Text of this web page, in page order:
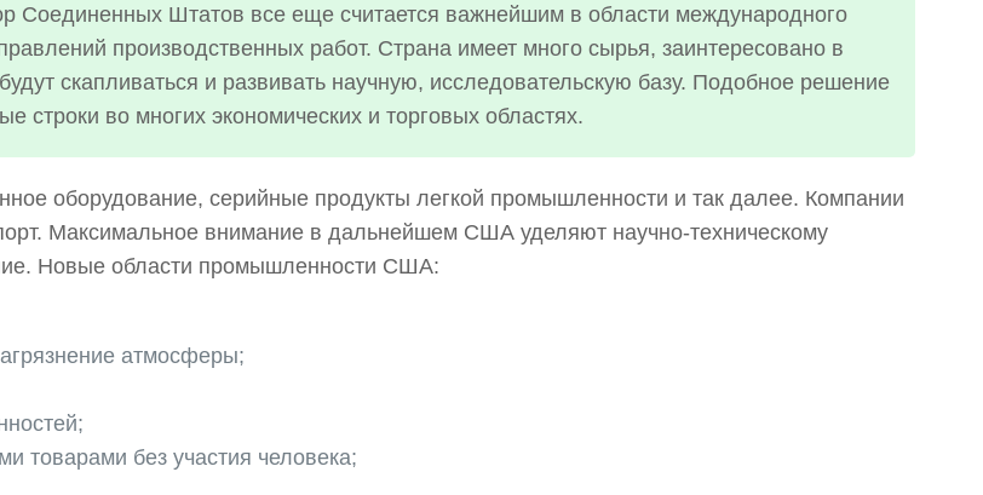
Соединенных Штатов все еще считается важнейшим в области международного
производственных работ. Страна имеет много сырья, заинтересовано в
скапливаться и развивать научную, исследовательскую базу. Подобное решение
строки во многих экономических и торговых областях.
оборудование, серийные продукты легкой промышленности и так далее. Компании
Максимальное внимание в дальнейшем США уделяют научно-техническому
Новые области промышленности США:
атмосферы;
товарами без участия человека;